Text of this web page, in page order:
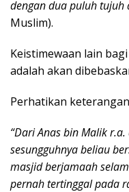
dengan dua puluh tujuh
Muslim).
Keistimewaan lain
adalah akan
Perhatikan
“Dari Anas bin Malik
sesungguhnya beliau
masjid berjamaah
pernah tertinggal pada